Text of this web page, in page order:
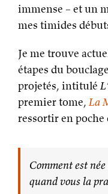
immense – et un
mes timides
Je me trouve
étapes du
projetés, intitulé
premier tome, La
ressortir en poche
Comment est
quand vous la